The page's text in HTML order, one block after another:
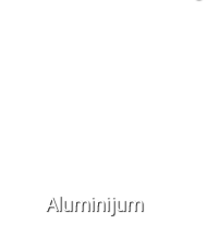
Aluminijum